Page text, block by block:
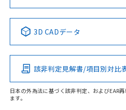
上、n: 12mm以上
検出領域
Pb Hg
O
No No
この製品の規
その他の認証はこちらの
3D CADデータ
該非判定見解書/項目別対比
日本の外為法に基づく該非判定、およびEAR
ます。